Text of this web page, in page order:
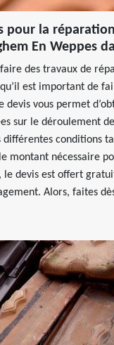
pour la
En Weppes
faire des travaux de
est important de
devis vous permet
sur le déroulement
différentes conditions
montant nécessaire
le devis est offert
Alors, faites